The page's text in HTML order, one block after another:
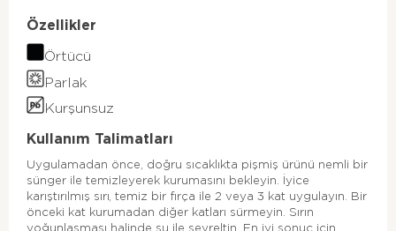
Özellikler
Örtücü
Parlak
Kurşunsuz
Kullanım Talimatları
Uygulamadan önce, doğru sıcaklıkta pişmiş ürünü nemli bir
sünger ile temizleyerek kurumasını bekleyin. İyice
karıştırılmış sırı, temiz bir fırça ile 2 veya 3 kat uygulayın. Bir
önceki kat kurumadan diğer katları sürmeyin. Sırın